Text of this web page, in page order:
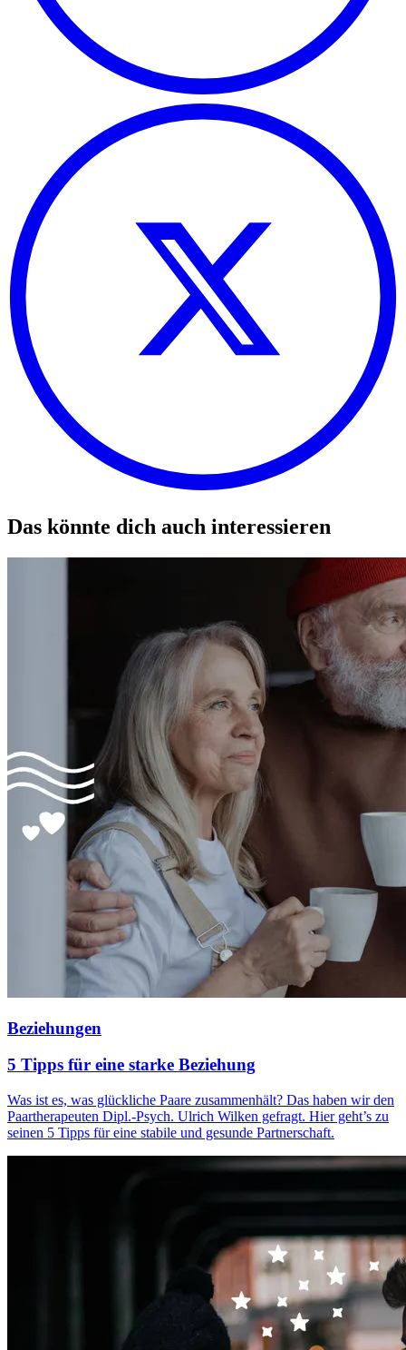
Das könnte dich auch interessieren
Beziehungen
5 Tipps für eine starke Beziehung
Was ist es, was glückliche Paare zusammenhält? Das haben wir den
Paartherapeuten Dipl.-Psych. Ulrich Wilken gefragt. Hier geht’s zu
seinen 5 Tipps für eine stabile und gesunde Partnerschaft.